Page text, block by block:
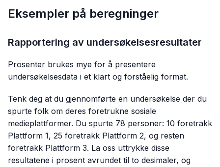
Eksempler på beregninger
Rapportering av undersøkelsesresultater
Prosenter brukes mye for å presentere
undersøkelsesdata i et klart og forståelig format.
Tenk deg at du gjennomførte en undersøkelse der du
spurte folk om deres foretrukne sosiale
medieplattformer. Du spurte 78 personer: 10 foretrakk
Plattform 1, 25 foretrakk Plattform 2, og resten
foretrakk Plattform 3. La oss uttrykke disse
resultatene i prosent avrundet til to desimaler, og